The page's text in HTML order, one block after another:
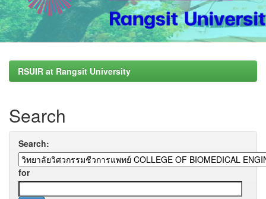
RSUIR at Rangsit University
Search
Search:
for